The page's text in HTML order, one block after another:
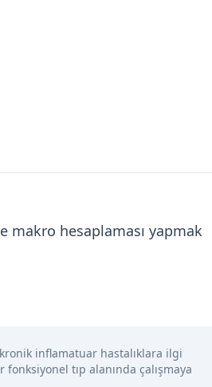
makro hesaplaması yapmak
inflamatuar hastalıklara ilgi
tıp alanında çalışmaya